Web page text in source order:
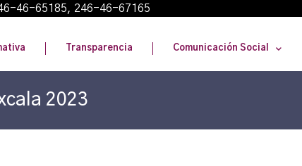
46-65185, 246-46-67165
Transparencia Comunicación Social
2023